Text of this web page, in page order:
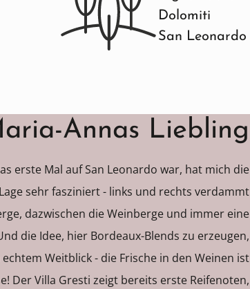
Dolomiti
San Leonardo
Annas Liebling
erste Mal auf San Leonardo war, hat mich die
sehr fasziniert - links und rechts verdammt
dazwischen die Weinberge und immer eine
die Idee, hier Bordeaux-Blends zu erzeugen,
Weitblick - die Frische in den Weinen ist
Der Villa Gresti zeigt bereits erste Reifenoten,